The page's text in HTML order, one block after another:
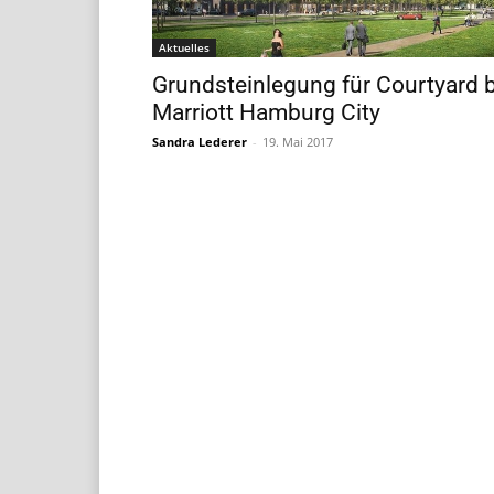
Aktuelles
Grundsteinlegung für Courtyard
Marriott Hamburg City
Sandra Lederer - 19. Mai 2017